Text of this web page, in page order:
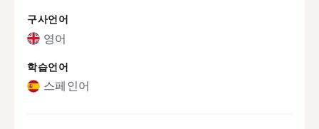
구사언어
영어
학습언어
스페인어